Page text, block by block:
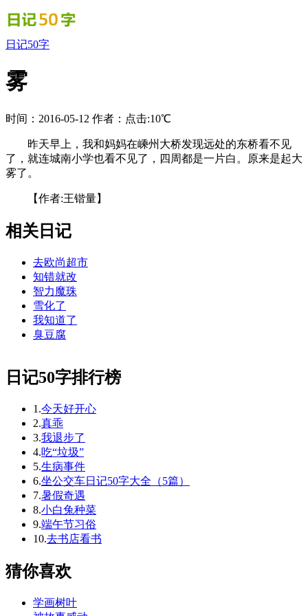
日记50字
雾
时间：2016-05-12 作者： 点击:10℃
昨天早上，我和妈妈在嵊州大桥发现远处的东桥看不见
了，就连城南小学也看不见了，四周都是一片白。原来是起大
雾了。
【作者:王锴量】
相关日记
去欧尚超市
知错就改
智力魔珠
雪化了
我知道了
臭豆腐
日记50字排行榜
1.今天好开心
2.真乖
3.我退步了
4.吃“垃圾”
5.生病事件
6.坐公交车日记50字大全（5篇）
7.暑假奇遇
8.小白兔种菜
9.端午节习俗
10.去书店看书
猜你喜欢
学画树叶